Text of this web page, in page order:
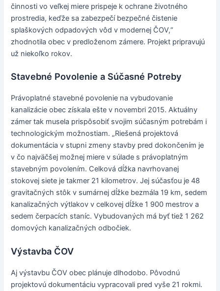
činnosti vo veľkej miere prispeje k ochrane životného
prostredia, keďže sa zabezpečí bezpečné čistenie
splaškových odpadových vôd v modernej ČOV,“
zhodnotila obec v predloženom zámere. Projekt pripravujú
už niekoľko rokov.
Stavebné Povolenie a Súčasné Potreby
Právoplatné stavebné povolenie na vybudovanie
kanalizácie obec získala ešte v novembri 2015. Aktuálny
zámer tak musela prispôsobiť svojim súčasným potrebám i
technologickým možnostiam. „Riešená projektová
dokumentácia v stupni zmeny stavby pred dokončením je
v čo najväčšej možnej miere v súlade s právoplatným
stavebným povolením. Celková dĺžka navrhovanej
stokovej siete je takmer 21 kilometrov. Jej súčasťou je 48
gravitačných stôk v sumárnej dĺžke bezmála 19 km, sedem
kanalizačných výtlakov v celkovej dĺžke 1 900 mestrov a
sedem čerpacích staníc. Vybudovaných má byť tiež 1 262
domových kanalizačných odbočiek.
Výstavba ČOV
Aj výstavbu ČOV obec plánuje dlhodobo. Pôvodnú
projektovú dokumentáciu vypracovali pred vyše 21 rokmi.